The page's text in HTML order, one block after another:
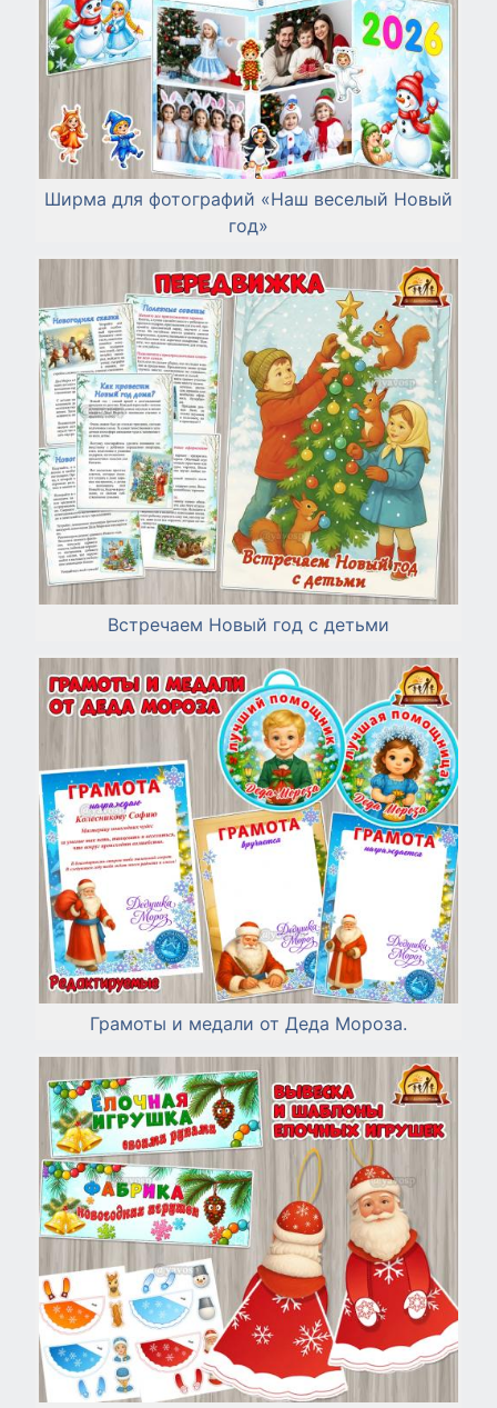
Ширма для фотографий «Наш веселый Новый
год»
Встречаем Новый год с детьми
Грамоты и медали от Деда Мороза.